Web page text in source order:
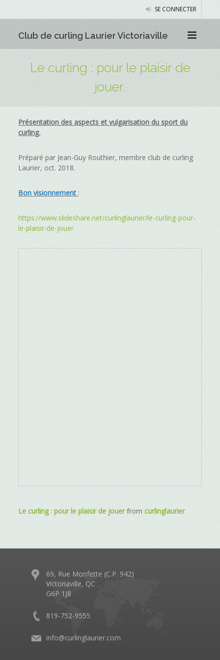
SE CONNECTER
Club de curling Laurier Victoriaville
Le curling : pour le plaisir de
jouer.
Présentation des aspects et vulgarisation du sport du
curling.
Préparé par Jean-Guy Routhier, membre club de curling
Laurier, oct. 2018.
Bon visionnement :
https://www.slideshare.net/curlinglaurier/le-curling-pour-
le-plaisir-de-jouer
Le curling : pour le plaisir de jouer fromcurlinglaurier
69, Rue Monfette (C.P. 942)
Victoriaville, QC
G6P 1J8
819-752-9555
info@curlinglaurier.com